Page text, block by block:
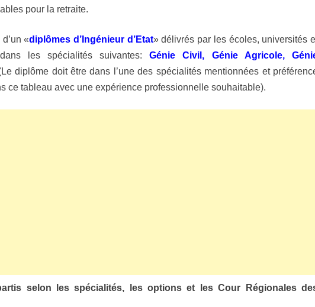
pour la retraite.
«diplômes d’Ingénieur d’Etat» délivrés par les écoles, universités
les spécialités suivantes:Génie Civil, Génie Agricole,
diplôme doit être dans l’une des spécialités mentionnées et
ce tableau avec une expérience professionnelle souhaitable).
selon les spécialités, les options et les Cour Régionales